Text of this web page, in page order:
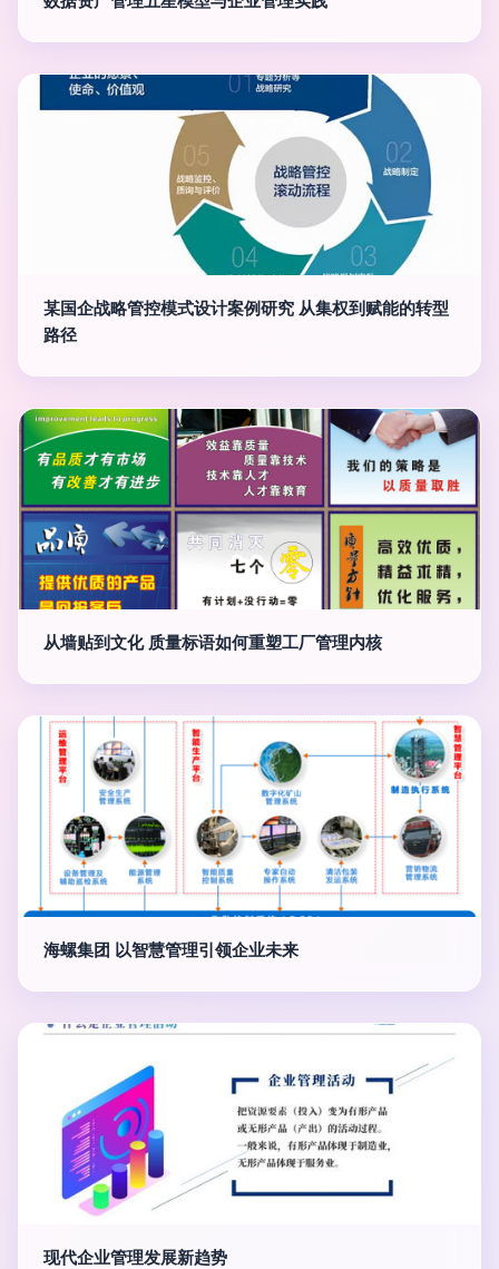
某国企战略管控模式设计案例研究 从集权到赋能的转型
路径
从墙贴到文化 质量标语如何重塑工厂管理内核
海螺集团 以智慧管理引领企业未来
现代企业管理发展新趋势